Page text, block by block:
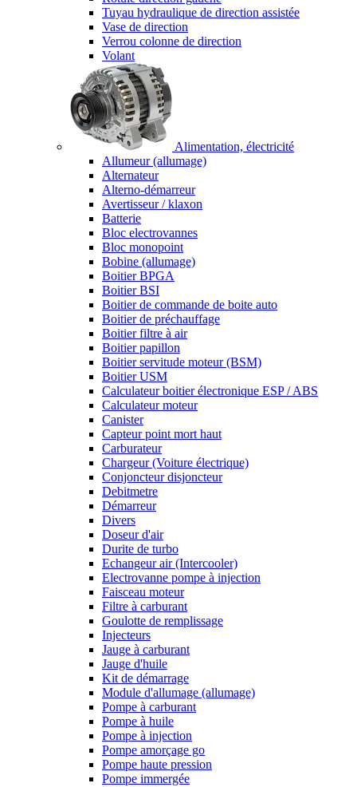
Tuyau hydraulique de direction assistée
Vase de direction
Verrou colonne de direction
Volant
Alimentation, électricité
Allumeur (allumage)
Alternateur
Alterno-démarreur
Avertisseur / klaxon
Batterie
Bloc electrovannes
Bloc monopoint
Bobine (allumage)
Boitier BPGA
Boitier BSI
Boitier de commande de boite auto
Boitier de préchauffage
Boitier filtre à air
Boitier papillon
Boitier servitude moteur (BSM)
Boitier USM
Calculateur boitier électronique ESP / ABS
Calculateur moteur
Canister
Capteur point mort haut
Carburateur
Chargeur (Voiture électrique)
Conjoncteur disjoncteur
Debitmetre
Démarreur
Divers
Doseur d'air
Durite de turbo
Echangeur air (Intercooler)
Electrovanne pompe à injection
Faisceau moteur
Filtre à carburant
Goulotte de remplissage
Injecteurs
Jauge à carburant
Jauge d'huile
Kit de démarrage
Module d'allumage (allumage)
Pompe à carburant
Pompe à huile
Pompe à injection
Pompe amorçage go
Pompe haute pression
Pompe immergée